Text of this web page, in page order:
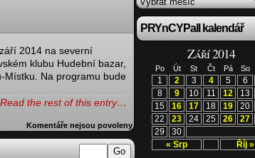
2014 na severní
klubu Hudební bazar,
Místku. Na programu bude
Read the rest of this entry…
Komentáře nejsou povoleny
PRYnCYPall kalendář
Září 2014
Po Út St Čt Pá So
« Srp Říj »
1 2 3 4 5 6
8
9 10 11 12 13
15
16 17 18 19 20
22
23 24 25 26 27
29
30